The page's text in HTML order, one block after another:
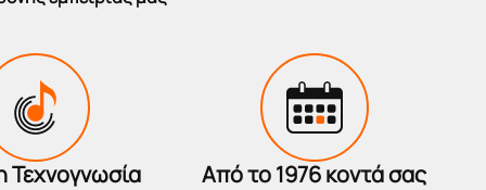
Τεχνογνωσία Από το 1976 κοντά σας